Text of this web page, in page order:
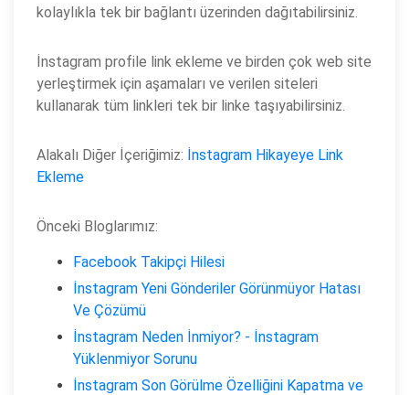
kolaylıkla tek bir bağlantı üzerinden dağıtabilirsiniz.
İnstagram profile link ekleme ve birden çok web site
yerleştirmek için aşamaları ve verilen siteleri
kullanarak tüm linkleri tek bir linke taşıyabilirsiniz.
Alakalı Diğer İçeriğimiz: İnstagram Hikayeye Link
Ekleme
Önceki Bloglarımız:
Facebook Takipçi Hilesi
İnstagram Yeni Gönderiler Görünmüyor Hatası
Ve Çözümü
İnstagram Neden İnmiyor? - İnstagram
Yüklenmiyor Sorunu
İnstagram Son Görülme Özelliğini Kapatma ve